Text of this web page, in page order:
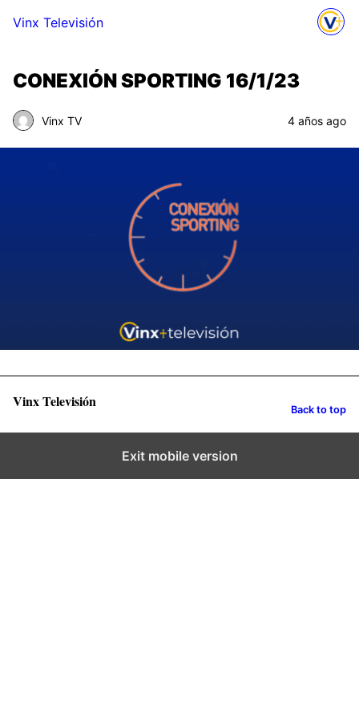
Vinx Televisión
CONEXIÓN SPORTING 16/1/23
Vinx TV 4 años ago
Vinx Televisión Back to top
Exit mobile version